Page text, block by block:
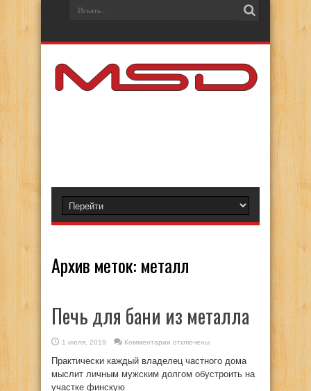
Архив меток: металл
Печь для бани из металла
1 июля, 2019 Комментарии
для
бани
из
отключены
Практически каждый владелец частного дома
мыслит личным мужским долгом обустроить на
участке финскую